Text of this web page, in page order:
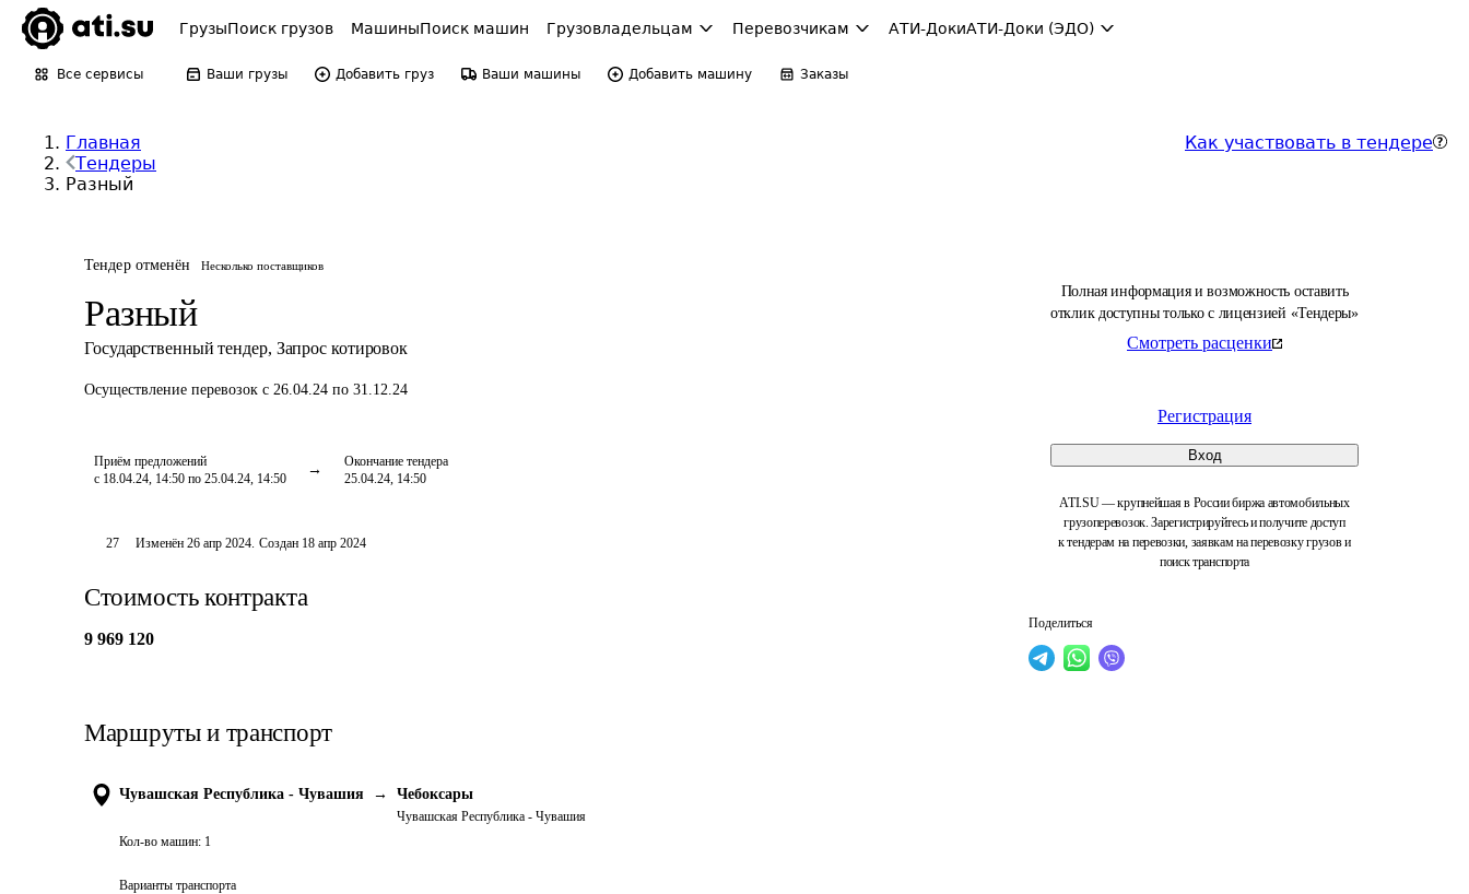
ГрузыПоиск грузов МашиныПоиск машин Грузовладельцам Перевозчикам АТИ-ДокиАТИ-Доки (ЭДО)
Все сервисы Ваши грузы Добавить груз Ваши машины Добавить машину Заказы
Главная
Тендеры
Разный
Как участвовать в тендере
Тендер отменён Несколько поставщиков
Разный
Государственный тендер, Запрос котировок
Осуществление перевозок с 26.04.24 по 31.12.24
Приём предложений
с 18.04.24, 14:50 по 25.04.24, 14:50
Окончание тендера
25.04.24, 14:50
Полная информация и возможность оставить
отклик доступны только с лицензией «Тендеры»
Смотреть расценки
Регистрация
Вход
ATI.SU — крупнейшая в России биржа автомобильных
грузоперевозок. Зарегистрируйтесь и получите доступ
к тендерам на перевозки, заявкам на перевозку грузов и
поиск транспорта
Поделиться
27 Изменён26 апр 2024. Создан 18 апр 2024
Стоимость контракта
9 969 120
Маршруты и транспорт
Чувашская Республика - Чувашия → Чебоксары
Чувашская Республика - Чувашия
Кол-во машин: 1
Варианты транспорта